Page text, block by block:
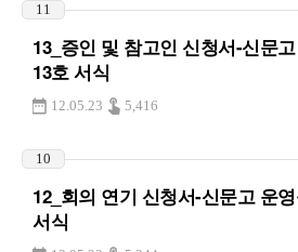
11
13_증인 및 참고인 신청서-신문
13호 서식
12.05.23 5,416
10
12_회의 연기 신청서-신문고 운
서식